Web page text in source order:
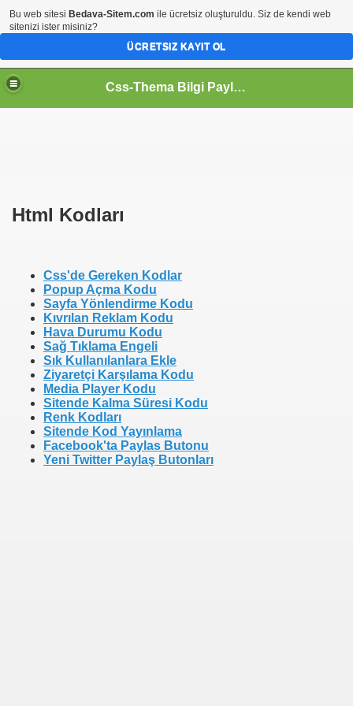
Css-Thema Bilgi Paylaşım Platformu..
Html Kodları
Css'de Gereken Kodlar
Popup Açma Kodu
Sayfa Yönlendirme Kodu
Kıvrılan Reklam Kodu
Hava Durumu Kodu
Sağ Tıklama Engeli
Sık Kullanılanlara Ekle
Ziyaretçi Karşılama Kodu
Media Player Kodu
Sitende Kalma Süresi Kodu
Renk Kodları
Sitende Kod Yayınlama
Facebook'ta Paylas Butonu
Yeni Twitter Paylaş Butonları
Bu web sitesi Bedava-Sitem.com ile ücretsiz oluşturuldu. Siz de kendi web
sitenizi ister misiniz?
ÜCRETSIZ KAYIT OL